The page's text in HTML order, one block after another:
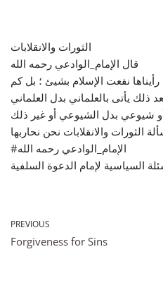
الثورات والانقلابات
رأيناها نفعت الإسلام بشيئ ؛ بل كم
ذلك يأتى بالعلماني بدل العلماني
PREVIOUS
Forgiveness for Sins